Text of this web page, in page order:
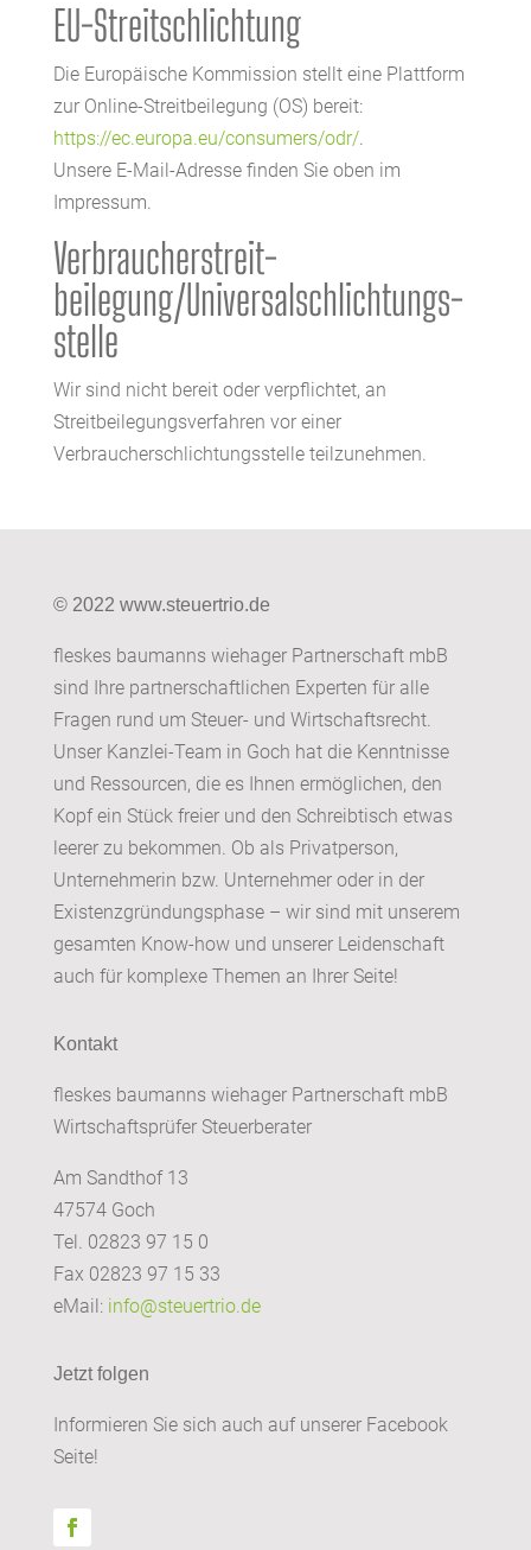
EU-Streitschlichtung
Die Europäische Kommission stellt eine Plattform
zur Online-Streitbeilegung (OS) bereit:
https://ec.europa.eu/consumers/odr/.
Unsere E-Mail-Adresse finden Sie oben im
Impressum.
Verbraucher­streit­
beilegung/Universal­schlichtungs­
stelle
Wir sind nicht bereit oder verpflichtet, an
Streitbeilegungsverfahren vor einer
Verbraucherschlichtungsstelle teilzunehmen.
© 2022 www.steuertrio.de
fleskes baumanns wiehager Partnerschaft mbB
sind Ihre partnerschaftlichen Experten für alle
Fragen rund um Steuer- und Wirtschaftsrecht.
Unser Kanzlei-Team in Goch hat die Kenntnisse
und Ressourcen, die es Ihnen ermöglichen, den
Kopf ein Stück freier und den Schreibtisch etwas
leerer zu bekommen. Ob als Privatperson,
Unternehmerin bzw. Unternehmer oder in der
Existenzgründungsphase – wir sind mit unserem
gesamten Know-how und unserer Leidenschaft
auch für komplexe Themen an Ihrer Seite!
Kontakt
fleskes baumanns wiehager Partnerschaft mbB
Wirtschaftsprüfer Steuerberater
Am Sandthof 13
47574 Goch
Tel. 02823 97 15 0
Fax 02823 97 15 33
eMail: info@steuertrio.de
Jetzt folgen
Informieren Sie sich auch auf unserer Facebook
Seite!